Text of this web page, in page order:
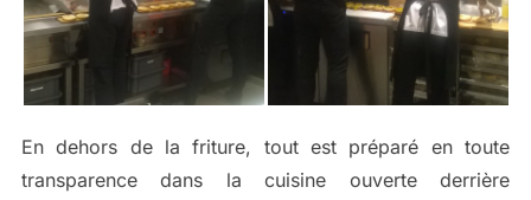
En dehors de la friture, tout est préparé en toute
transparence dans la cuisine ouverte derrière